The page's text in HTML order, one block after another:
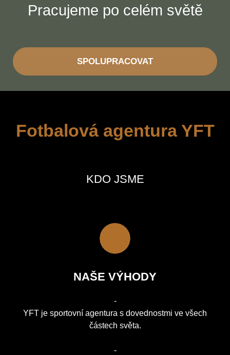
Pracujeme po celém světě
SPOLUPRACOVAT
Fotbalová agentura YFT
KDO JSME
NAŠE VÝHODY
-
YFT je sportovní agentura s dovednostmi ve všech
částech světa.
-